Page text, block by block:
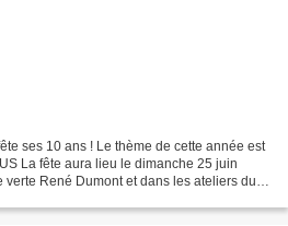
ses 10 ans ! Le thème de cette année est
La fête aura lieu le dimanche 25 juin
René Dumont et dans les ateliers du